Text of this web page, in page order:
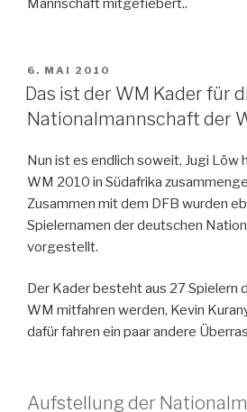
Mannschaft mitgefiebert..
VERÖFFENTLICHT
AM
6. MAI 2010
Das ist der WM Kader für
Nationalmannschaft der
Nun ist es endlich soweit, Jugi Löw
WM 2010 in Südafrika
Zusammen mit dem DFB wurden
Spielernamen der deutschen
vorgestellt.
Der Kader besteht aus 27 Spielern
WM mitfahren werden, Kevin
dafür fahren ein paar andere
Aufstellung der